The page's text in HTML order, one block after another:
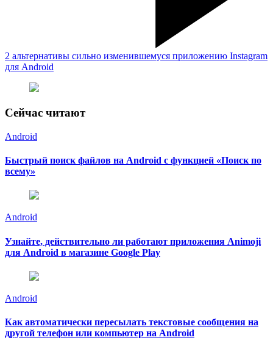
2 альтернативы сильно изменившемуся приложению Instagram
для Android
Сейчас читают
Android
Быстрый поиск файлов на Android с функцией «Поиск по
всему»
Android
Узнайте, действительно ли работают приложения Animoji
для Android в магазине Google Play
Android
Как автоматически пересылать текстовые сообщения на
другой телефон или компьютер на Android